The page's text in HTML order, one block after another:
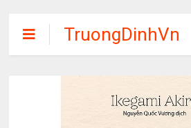
TruongDinhVn
Chia sẽ ebook,
các khóa học,
phần mềm học
tập miễn phí